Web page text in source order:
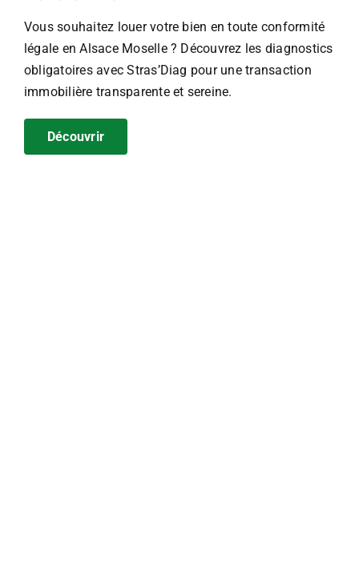
Vous souhaitez louer votre bien en toute conformité
légale en Alsace Moselle ? Découvrez les diagnostics
obligatoires avec Stras’Diag pour une transaction
immobilière transparente et sereine.
Découvrir